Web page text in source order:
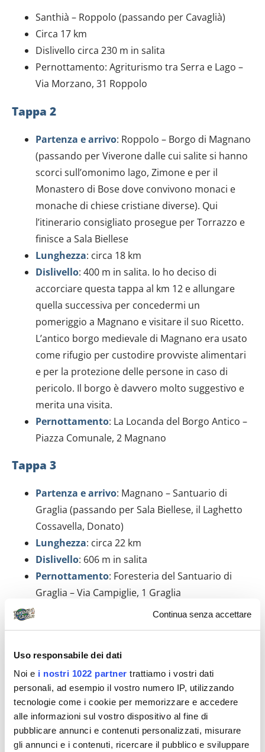
Continua senza accettare
Uso responsabile dei dati
Noi e i nostri 1022 partner trattiamo i vostri dati
personali, ad esempio il vostro numero IP, utilizzando
tecnologie come i cookie per memorizzare e accedere
alle informazioni sul vostro dispositivo al fine di
pubblicare annunci e contenuti personalizzati, misurare
gli annunci e i contenuti, ricercare il pubblico e sviluppare
Santhià – Roppolo (passando per Cavaglià)
Circa 17 km
Dislivello circa 230 m in salita
Pernottamento: Agriturismo tra Serra e Lago –
Via Morzano, 31 Roppolo
Tappa 2
Partenza e arrivo: Roppolo – Borgo di Magnano
(passando per Viverone dalle cui salite si hanno
scorci sull’omonimo lago, Zimone e per il
Monastero di Bose dove convivono monaci e
monache di chiese cristiane diverse). Qui
l’itinerario consigliato prosegue per Torrazzo e
finisce a Sala Biellese
Lunghezza: circa 18 km
Dislivello: 400 m in salita. Io ho deciso di
accorciare questa tappa al km 12 e allungare
quella successiva per concedermi un
pomeriggio a Magnano e visitare il suo Ricetto.
L’antico borgo medievale di Magnano era usato
come rifugio per custodire provviste alimentari
e per la protezione delle persone in caso di
pericolo. Il borgo è davvero molto suggestivo e
merita una visita.
Pernottamento: La Locanda del Borgo Antico –
Piazza Comunale, 2 Magnano
Tappa 3
Partenza e arrivo: Magnano – Santuario di
Graglia (passando per Sala Biellese, il Laghetto
Cossavella, Donato)
Lunghezza: circa 22 km
Dislivello: 606 m in salita
Pernottamento: Foresteria del Santuario di
Graglia – Via Campiglie, 1 Graglia
Tappa 4
Santuario di Oropa (passando sul fianco del
Mombarone si arriva a Sordevolo dove si
attraversano boschi e pascoli fino a raggiungere
Favaro. Da Favaro inizia l’impegnativo sentiero
D1 e si sale verso la meta finale tra le montagne
delle Alpi Biellesi)